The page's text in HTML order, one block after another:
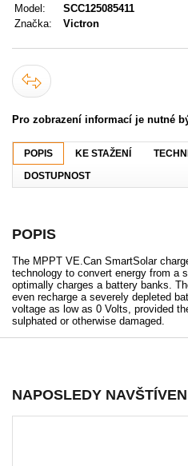
Model:
SCC125085411
Značka:
Victron
Pro zobrazení informací je nutné
POPIS KE STAŽENÍ
DOSTUPNOST
POPIS
The MPPT VE.Can SmartSolar
technology to convert energy from a
optimally charges a battery banks.
even recharge a severely depleted
voltage as low as 0 Volts, provided
sulphated or otherwise damaged.
NAPOSLEDY